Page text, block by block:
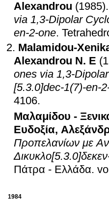
Alexandrou (1985)
via 1,3-Dipolar
en-2-one.
Malamidou-
Alexandrou N. E
ones via 1,3-Dipolar
[5.3.0]dec-1(7)-en-
4106.
Μαλαμίδου -
Ευδοξία,
Προπελανίων με
Πάτρα - Ελλάδα.
1984